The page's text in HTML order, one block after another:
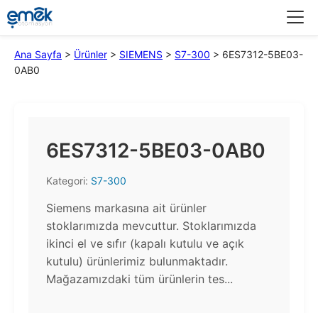
Ana Sayfa > Ürünler > SIEMENS > S7-300 > 6ES7312-5BE03-
0AB0
6ES7312-5BE03-0AB0
Kategori: S7-300
Siemens markasına ait ürünler
stoklarımızda mevcuttur. Stoklarımızda
ikinci el ve sıfır (kapalı kutulu ve açık
kutulu) ürünlerimiz bulunmaktadır.​
Mağazamızdaki tüm ürünlerin tes...